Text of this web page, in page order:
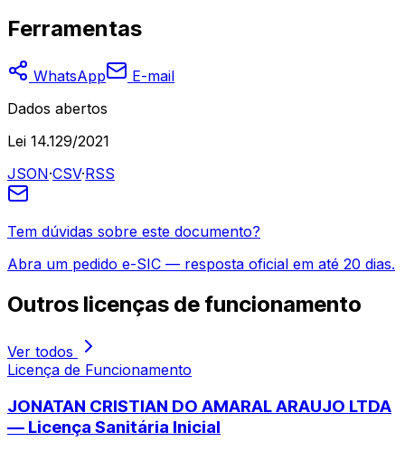
Ferramentas
WhatsApp
E-mail
Dados abertos
Lei 14.129/2021
JSON·CSV·RSS
Tem dúvidas sobre este documento?
Abra um pedido e-SIC — resposta oficial em até 20 dias.
Outros licenças de funcionamento
Ver todos
Licença de Funcionamento
JONATAN CRISTIAN DO AMARAL ARAUJO LTDA
— Licença Sanitária Inicial